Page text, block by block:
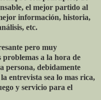
el mejor partido al
información, historia,
etc.
pero muy
a la hora de
persona, debidamente
entrevista sea lo mas rica,
y servicio para el